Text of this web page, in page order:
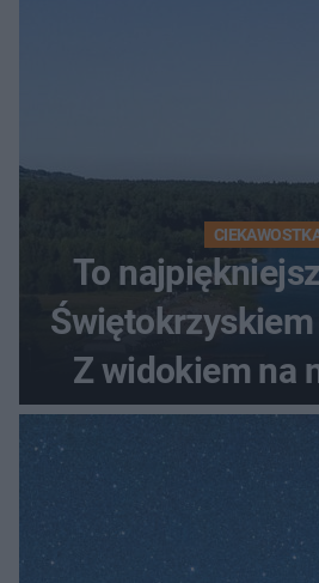
To
Świętokrzyskiem
Z widokiem na
szczyt Gór